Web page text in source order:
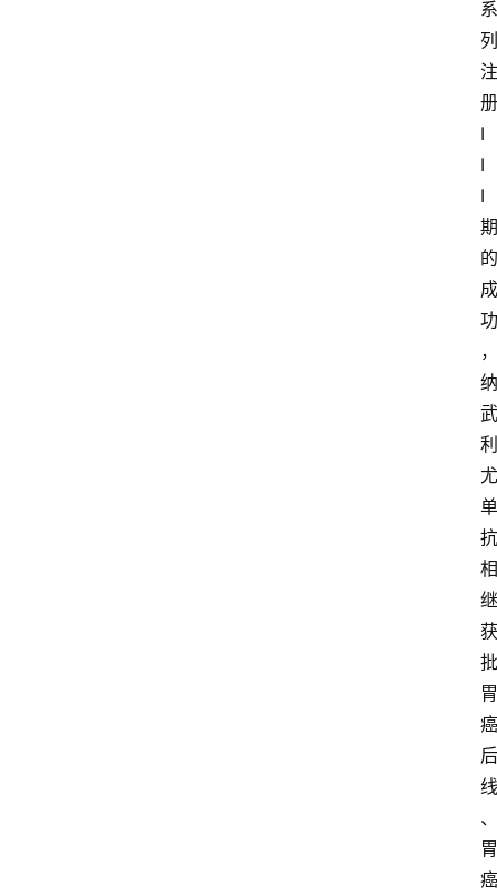
系
列
注
册
I
I
I
期
的
成
功
，
纳
武
利
尤
单
抗
相
继
获
批
胃
癌
后
线
、
胃
癌